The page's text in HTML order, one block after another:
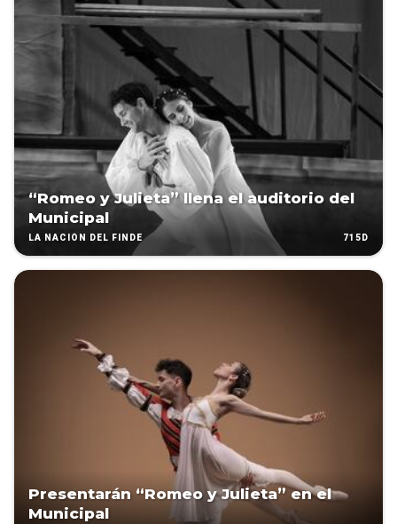
“Romeo y Julieta” llena el auditorio del
Municipal
LA NACIÓN DEL FINDE 715D
Presentarán “Romeo y Julieta” en el
Municipal